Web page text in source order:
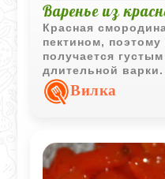
Варенье из
Красная
пектином, поэтому
получается
длительной варки.
делает вкус
Вилка